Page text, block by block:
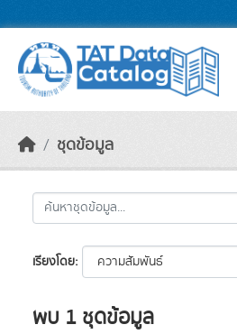
ชุดข้อมูล
เรียงโดย
พบ 1 ชุดข้อมูล